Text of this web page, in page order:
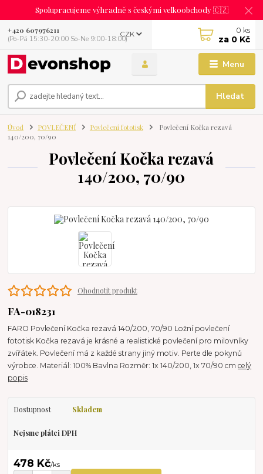
Spolupracujeme výhradně s českými velkoobchody 🇨🇿
Menu
CZK
Hledat
+420 607976211
(Po-Pá 15:30-20:00 So-Ne 9:00-18:00)
0 ks
za 0 Kč
Úvod POVLEČENÍ Povlečení fototisk
Povlečení Kočka rezavá
140/200, 70/90
Povlečení Kočka rezavá
140/200, 70/90
Ohodnotit produkt
FA-018231
FARO Povlečení Kočka rezavá 140/200, 70/90 Ložní povlečení
fototisk Kočka rezavá je krásné a realistické povlečení pro milovníky
zvířátek. Povlečení má z každé strany jiný motiv. Perte dle pokynů
výrobce. Materiál: 100% Bavlna Rozměr: 1x 140/200, 1x 70/90 cmcelý
popis
Dostupnost Skladem
Nejsme plátci DPH
478 Kč/ks